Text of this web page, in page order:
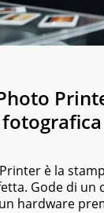
è la
Gode di un
hardware